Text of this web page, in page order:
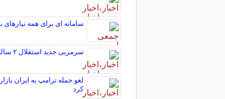
سامانه ای برای همه
سرمربی جدید استقلال ۲ ساله بست
لغو حمله ترامپ به ایران
کرد